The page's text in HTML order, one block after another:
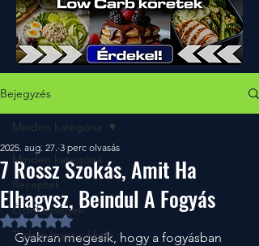
Bejegyzés
Minden kategória
Receptek
Érdekességek
Tudományos cikkek
Minden kategória
7 Rossz Szokás, Amit Ha
Elhagysz, Beindul A Fogyás
2025. aug. 27. 3 perc olvasás
NaN csillagot kapott az 5-ből.
Gyakran megesik, hogy a fogyásban